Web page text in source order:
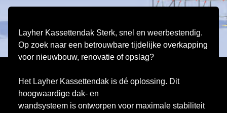
Layher Kassettendak Sterk, snel en weerbestendig.
Op zoek naar een betrouwbare tijdelijke overkapping
voor nieuwbouw, renovatie of opslag?
Het Layher Kassettendak is dé oplossing. Dit
hoogwaardige dak- en
wandsysteem is ontworpen voor maximale stabiliteit